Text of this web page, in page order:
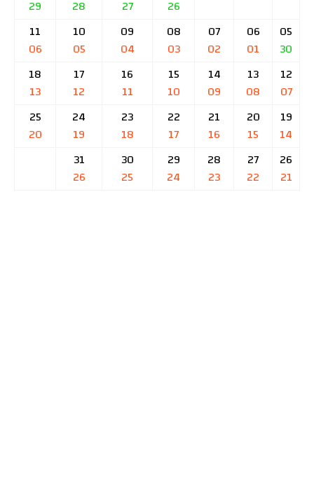
26
27
28
29
05
30
06
01
07
02
08
03
09
04
10
05
11
06
12
07
13
08
14
09
15
10
16
11
17
12
18
13
19
14
20
15
21
16
22
17
23
18
24
19
25
20
26
21
27
22
28
23
29
24
30
25
31
26